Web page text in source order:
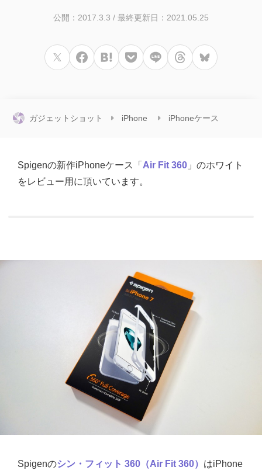
公開：2017.3.3 / 最終更新日：2021.05.25
ガジェットショット iPhone iPhoneケース
Spigenの新作iPhoneケース「 Air Fit 360 」のホワイト
をレビュー用に頂いています。
Spigenのシン・フィット 360（Air Fit 360） はiPhone